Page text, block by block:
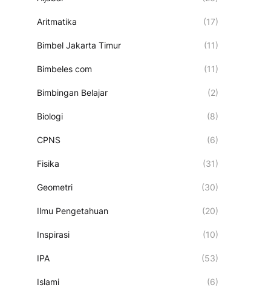
Aritmatika (17)
Bimbel Jakarta Timur (11)
Bimbeles com (11)
Bimbingan Belajar (2)
Biologi (8)
CPNS (6)
Fisika (31)
Geometri (30)
Ilmu Pengetahuan (20)
Inspirasi (10)
IPA (53)
Islami (6)